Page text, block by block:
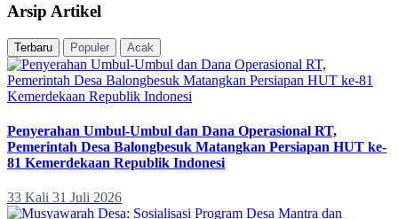
Arsip Artikel
Terbaru Populer Acak
Penyerahan Umbul-Umbul dan Dana Operasional RT,
Pemerintah Desa Balongbesuk Matangkan Persiapan HUT ke-
81 Kemerdekaan Republik Indonesi
33 Kali 31 Juli 2026